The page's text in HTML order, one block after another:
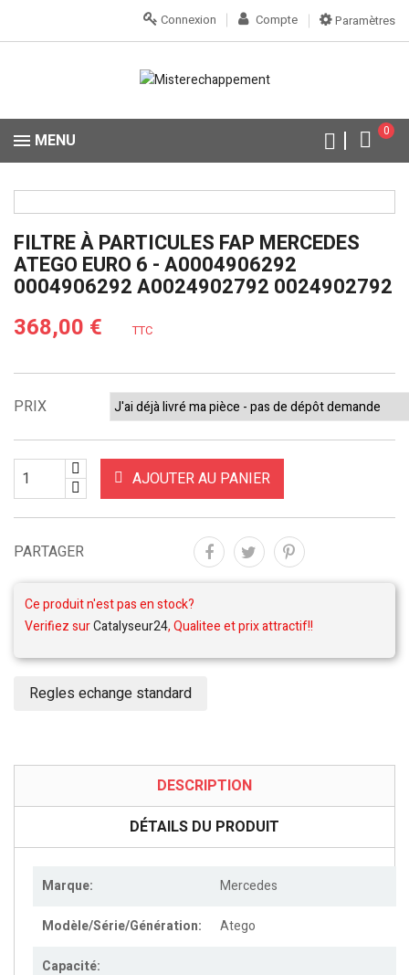
Paramètres
Compte
Connexion
0
MENU
FILTRE À PARTICULES FAP MERCEDES
ATEGO EURO 6 - A0004906292
0004906292 A0024902792 0024902792
368,00 € TTC
PRIX
AJOUTER AU PANIER
PARTAGER
Ce produit n'est pas en stock?
Verifiez surCatalyseur24, Qualitee et prix attractif!!
Regles echange standard
DESCRIPTION
DÉTAILS DU PRODUIT
Marque: Mercedes
Modèle/Série/Génération: Atego
Capacité: